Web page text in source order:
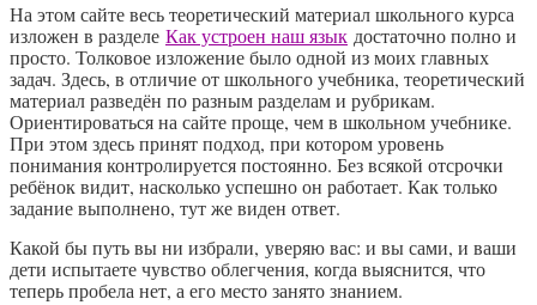
На этом сайте весь теоретический материал школьного курса
изложен в разделе Как устроен наш язык достаточно полно и
просто. Толковое изложение было одной из моих главных
задач. Здесь, в отличие от школьного учебника, теоретический
материал разведён по разным разделам и рубрикам.
Ориентироваться на сайте проще, чем в школьном учебнике.
При этом здесь принят подход, при котором уровень
понимания контролируется постоянно. Без всякой отсрочки
ребёнок видит, насколько успешно он работает. Как только
задание выполнено, тут же виден ответ.
Какой бы путь вы ни избрали, уверяю вас: и вы сами, и ваши
дети испытаете чувство облегчения, когда выяснится, что
теперь пробела нет, а его место занято знанием.